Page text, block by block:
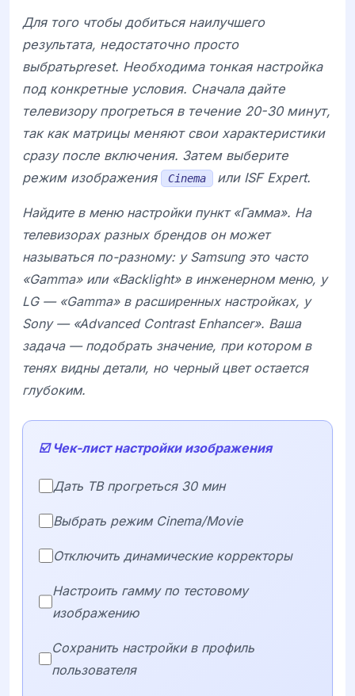
Для того чтобы добиться наилучшего
результата, недостаточно просто
выбратьpreset. Необходима тонкая настройка
под конкретные условия. Сначала дайте
телевизору прогреться в течение 20-30 минут,
так как матрицы меняют свои характеристики
сразу после включения. Затем выберите
режим изображения
Cinema или ISF Expert.
Найдите в меню настройки пункт «Гамма». На
телевизорах разных брендов он может
называться по-разному: у Samsungэто часто
«Gamma» или «Backlight» в инженерном меню, у
LG— «Gamma» в расширенных настройках, у
Sony— «Advanced Contrast Enhancer». Ваша
задача — подобрать значение, при котором в
тенях видны детали, но черный цвет остается
глубоким.
☑️ Чек-лист настройки изображения
Дать ТВ прогреться 30 мин
Выбрать режим Cinema/Movie
Отключить динамические корректоры
Настроить гамму по тестовому
изображению
Сохранить настройки в профиль
пользователя